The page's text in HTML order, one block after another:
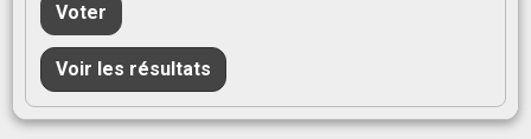
Voter
Voir les résultats